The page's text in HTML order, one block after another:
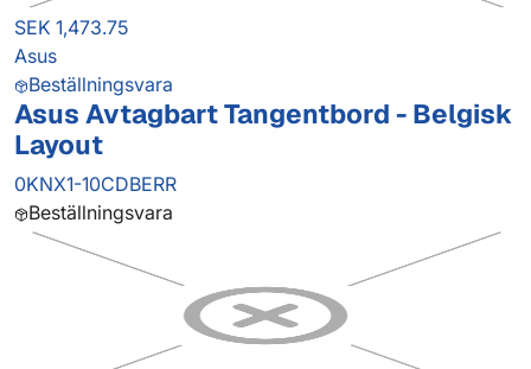
SEK 1,473.75
Asus
Beställningsvara
Asus Avtagbart Tangentbord - Belgisk
Layout
0KNX1-10CDBERR
Beställningsvara